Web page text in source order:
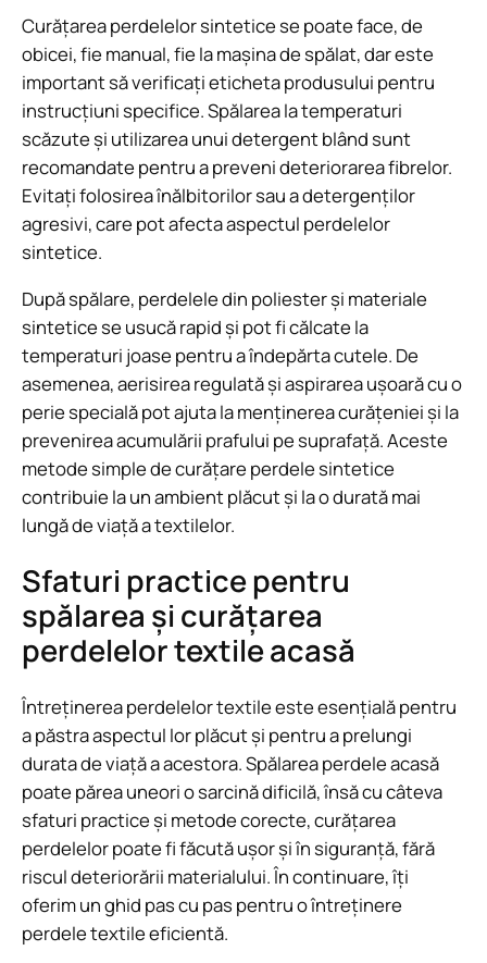
Curățarea perdelelor sintetice se poate face, de
obicei, fie manual, fie la mașina de spălat, dar este
important să verificați eticheta produsului pentru
instrucțiuni specifice. Spălarea la temperaturi
scăzute și utilizarea unui detergent blând sunt
recomandate pentru a preveni deteriorarea fibrelor.
Evitați folosirea înălbitorilor sau a detergenților
agresivi, care pot afecta aspectul perdelelor
sintetice.
După spălare, perdelele din poliester și materiale
sintetice se usucă rapid și pot fi călcate la
temperaturi joase pentru a îndepărta cutele. De
asemenea, aerisirea regulată și aspirarea ușoară cu o
perie specială pot ajuta la menținerea curățeniei și la
prevenirea acumulării prafului pe suprafață. Aceste
metode simple de curățare perdele sintetice
contribuie la un ambient plăcut și la o durată mai
lungă de viață a textilelor.
Sfaturi practice pentru
spălarea și curățarea
perdelelor textile acasă
Întreținerea perdelelor textile este esențială pentru
a păstra aspectul lor plăcut și pentru a prelungi
durata de viață a acestora. Spălarea perdele acasă
poate părea uneori o sarcină dificilă, însă cu câteva
sfaturi practice și metode corecte, curățarea
perdelelor poate fi făcută ușor și în siguranță, fără
riscul deteriorării materialului. În continuare, îți
oferim un ghid pas cu pas pentru o întreținere
perdele textile eficientă.